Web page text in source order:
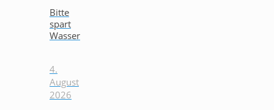
Bitte
spart
Wasser
4.
August
2026